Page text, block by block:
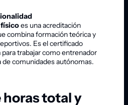
es una acreditación
combina formación teórica y
Es el certificado
trabajar como entrenador
de comunidades autónomas.
horas total y